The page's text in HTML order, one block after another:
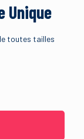
Unique
toutes tailles